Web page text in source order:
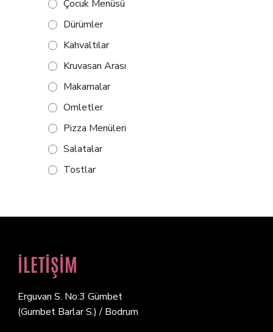
Çocuk Menüsü
Dürümler
Kahvaltılar
Kruvasan Arası
Makarnalar
Omletler
Pizza Menüleri
Salatalar
Tostlar
İLETİŞİM
Erguvan S. No:3 Gümbet
(Gumbet Barlar S.) / Bodrum